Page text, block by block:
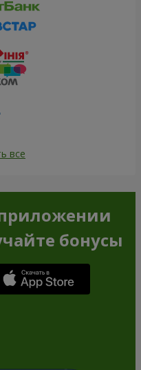
все
бонусы